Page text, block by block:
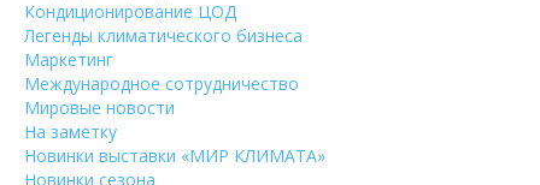
Кондиционирование ЦОД
Легенды климатического бизнеса
Маркетинг
Международное сотрудничество
Мировые новости
На заметку
Новинки выставки «МИР КЛИМАТА»
Новинки сезона